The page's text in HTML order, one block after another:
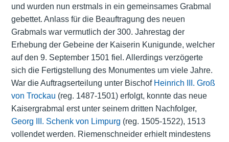
und wurden nun erstmals in ein gemeinsames Grabmal
gebettet. Anlass für die Beauftragung des neuen
Grabmals war vermutlich der 300. Jahrestag der
Erhebung der Gebeine der Kaiserin Kunigunde, welcher
auf den 9. September 1501 fiel. Allerdings verzögerte
sich die Fertigstellung des Monumentes um viele Jahre.
War die Auftragserteilung unter Bischof Heinrich III. Groß
von Trockau (reg. 1487-1501) erfolgt, konnte das neue
Kaisergrabmal erst unter seinem dritten Nachfolger,
Georg III. Schenk von Limpurg (reg. 1505-1522), 1513
vollendet werden. Riemenschneider erhielt mindestens